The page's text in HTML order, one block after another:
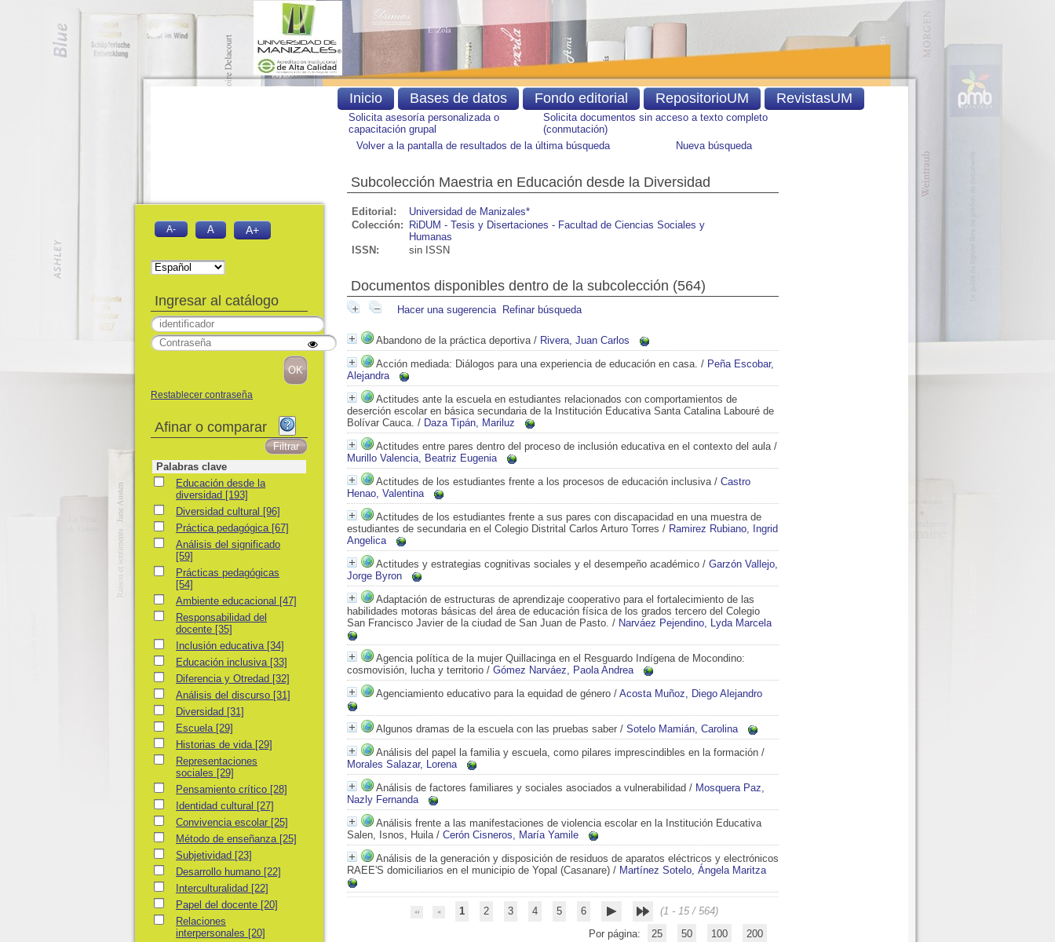
Solicita asesoría personalizada o
capacitación grupal
Solicita documentos sin acceso a texto completo
(conmutación)
Volver a la pantalla de resultados de la última búsqueda
Nueva búsqueda
Subcolección Maestria en Educación desde la Diversidad
Editorial:
Universidad de Manizales*
Colección:
RiDUM - Tesis y Disertaciones - Facultad de Ciencias Sociales y
Humanas
ISSN:
sin ISSN
Documentos disponibles dentro de la subcolección (564)
Hacer una sugerencia Refinar búsqueda
Abandono de la práctica deportiva/ Rivera, Juan Carlos
Acción mediada: Diálogos para una experiencia de educación en casa. / Peña Escobar,
Alejandra
Actitudes ante la escuela en estudiantes relacionados con comportamientos de
deserción escolar en básica secundaria de la Institución Educativa Santa Catalina Labouré de
Bolívar Cauca. / Daza Tipán, Mariluz
Actitudes entre pares dentro del proceso de inclusión educativa en el contexto del aula/
Murillo Valencia, Beatriz Eugenia
Actitudes de los estudiantes frente a los procesos de educación inclusiva/ Castro
Henao, Valentina
Actitudes de los estudiantes frente a sus pares con discapacidad en una muestra de
estudiantes de secundaria en el Colegio Distrital Carlos Arturo Torres / Ramirez Rubiano, Ingrid
Angelica
Actitudes y estrategias cognitivas sociales y el desempeño académico / Garzón Vallejo,
Jorge Byron
Adaptación de estructuras de aprendizaje cooperativo para el fortalecimiento de las
habilidades motoras básicas del área de educación física de los grados tercero del Colegio
San Francisco Javier de la ciudad de San Juan de Pasto. / Narváez Pejendino, Lyda Marcela
Agencia política de la mujer Quillacinga en el Resguardo Indígena de Mocondino:
cosmovisión, lucha y territorio / Gómez Narváez, Paola Andrea
Agenciamiento educativo para la equidad de género / Acosta Muñoz, Diego Alejandro
Algunos dramas de la escuela con las pruebas saber / Sotelo Mamián, Carolina
Análisis del papel la familia y escuela, como pilares imprescindibles en la formación /
Morales Salazar, Lorena
Análisis de factores familiares y sociales asociados a vulnerabilidad / Mosquera Paz,
Nazly Fernanda
Análisis frente a las manifestaciones de violencia escolar en la Institución Educativa
Salen, Isnos, Huila/ Cerón Cisneros, María Yamile
Análisis de la generación y disposición de residuos de aparatos eléctricos y electrónicos
RAEE'S domiciliarios en el municipio de Yopal (Casanare) / Martínez Sotelo, Ángela Maritza
1 2 3 4 5 6
(1 - 15 / 564)
Por página:
25 50 100 200
Inicio Bases de datos Fondo editorial RepositorioUM RevistasUM
A- A A+
Ingresar al catálogo
Restablecer contraseña
Afinar o comparar
Palabras clave
Educación desde la diversidad
Educación desde la
diversidad [193]
Diversidad cultural
Diversidad cultural [96]
Práctica pedagógica
Práctica pedagógica [67]
Análisis del significado
Análisis del significado
[59]
Prácticas pedagógicas
Prácticas pedagógicas
[54]
Ambiente educacional
Ambiente educacional [47]
Responsabilidad del docente
Responsabilidad del
docente [35]
Inclusión educativa
Inclusión educativa [34]
Educación inclusiva
Educación inclusiva [33]
Diferencia y Otredad
Diferencia y Otredad [32]
Análisis del discurso
Análisis del discurso [31]
DiversidadDiversidad [31]
EscuelaEscuela [29]
Historias de vida
Historias de vida [29]
Representaciones sociales
Representaciones
sociales [29]
Pensamiento crítico
Pensamiento crítico [28]
Identidad cultural
Identidad cultural [27]
Convivencia escolar
Convivencia escolar [25]
Método de enseñanza
Método de enseñanza [25]
Subjetividad
Subjetividad [23]
Desarrollo humano
Desarrollo humano [22]
Interculturalidad
Interculturalidad [22]
Papel del docente
Papel del docente [20]
Relaciones interpersonales
Relaciones
interpersonales [20]